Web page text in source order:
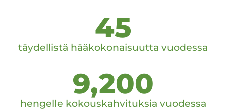
täydellistä hääkokonaisuutta vuodessa
45
hengelle kokouskahvituksia vuodessa
9,200